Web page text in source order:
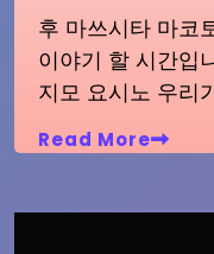
후 마쓰시타 마코
이야기 할 시간입
지모 요시노 우리
Read More